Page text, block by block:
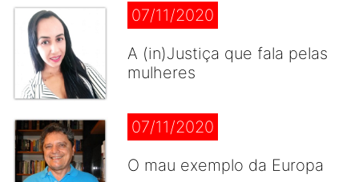
07/11/2020
A (in)Justiça que fala pelas
mulheres
07/11/2020
O mau exemplo da Europa